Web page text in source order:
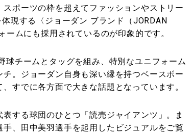
ポーツの枠を超えてファッションやストリー
現する〈ジョーダン ブランド（JORDAN
ームにも採用されているのが印象的です。
球チームとタッグを組み、特別なユニフォーム
。ジョーダン自身も深い縁を持つベースボー
すでに各方面で大きな話題となっています。
する球団のひとつ「読売ジャイアンツ」。ま
、田中美羽選手を起用したビジュアルをご覧